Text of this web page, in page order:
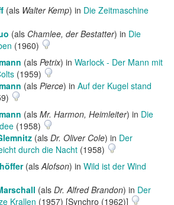
(als Walter Kemp) in Die Zeitmaschine
(als Chamlee, der Bestatter) in Die
(1960)
(als Petrix) in Warlock - Der Mann mit
(1959)
(als Pierce) in Auf der Kugel stand
(als Mr. Harmon, Heimleiter) in Die
(1958)
(als Dr. Oliver Cole) in Der
durch die Nacht (1958)
(alsAlofson) in Wild ist der Wind
(als Dr. Alfred Brandon) in Der
Krallen (1957) [Synchro (1962)]